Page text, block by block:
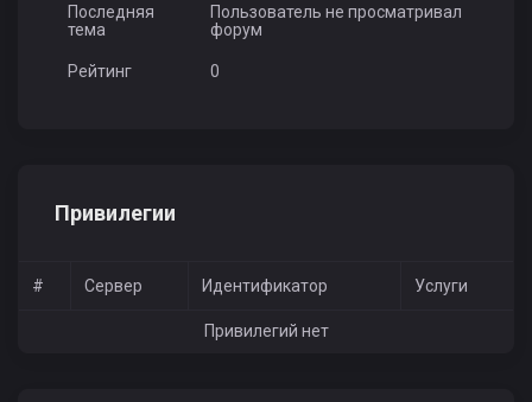
Последняя
тема
Пользователь не просматривал
форум
Рейтинг 0
Привилегии
# Сервер Идентификатор Услуги
Привилегий нет